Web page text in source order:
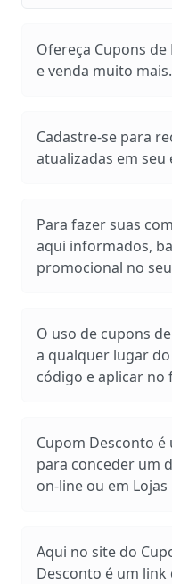
Ofereça Cupons
e venda muito
Cadastre-se para
atualizadas em seu
Para fazer suas
aqui informados,
promocional no
O uso de cupons
a qualquer lugar
código e aplicar no
Cupom Desconto
para conceder um
on-line ou em Lojas
Aqui no site do
Desconto é um